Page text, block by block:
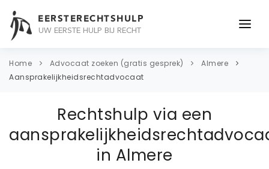
EERSTERECHTSHULP
UW EERSTE HULP BIJ RECHT
ONDERWERPEN
ADVOCAAT
OVER ONS
Home Advocaat zoeken (gratis gesprek)
Almere
Aansprakelijkheidsrechtadvocaat
Rechtshulp via een
in Almere